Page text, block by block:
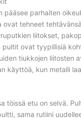
pääsee parhaiten
ovat tehneet
liitokset,
pultit ovat tyypillisiä
tiukkojen liitosten
käyttöä, kun metalli
töissä etu on selvä.
sama rutiini